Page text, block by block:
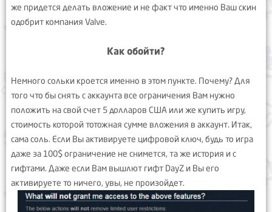
же придется делать вложение и не факт что именно Ваш скин
одобрит компания Valve.
Как обойти?
Немного сольки кроется именно в этом пункте. Почему? Для
того что бы снять с аккаунта все ограничения Вам нужно
положить на свой счет 5 долларов США или же купить игру,
стоимость которой тотожная сумме вложения в аккаунт. Итак,
сама соль. Если Вы активируете цифровой ключ, будь то игра
даже за 100$ ограничение не снимется, та же история и с
гифтами. Даже если Вам вышлют гифт DayZ и Вы его
активируете то ничего, увы, не произойдет.